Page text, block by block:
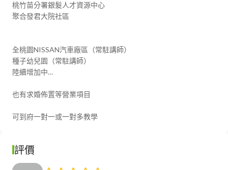
桃竹苗分署銀髮人才資源中心
聚合發君大院社區
全桃園NISSAN汽車廠區（常駐講師）
種子幼兒園（常駐講師）
陸續增加中…
也有求婚佈置等營業項目
可到府一對一或一對多教學
評價